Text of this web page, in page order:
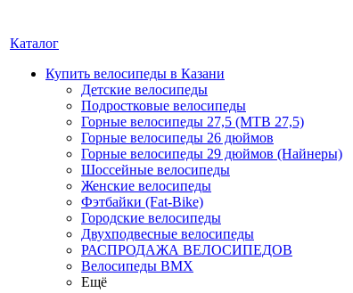
Каталог
Купить велосипеды в Казани
Детские велосипеды
Подростковые велосипеды
Горные велосипеды 27,5 (MTB 27,5)
Горные велосипеды 26 дюймов
Горные велосипеды 29 дюймов (Найнеры)
Шоссейные велосипеды
Женские велосипеды
Фэтбайки (Fat-Bike)
Городские велосипеды
Двухподвесные велосипеды
РАСПРОДАЖА ВЕЛОСИПЕДОВ
Велосипеды BMX
Ещё